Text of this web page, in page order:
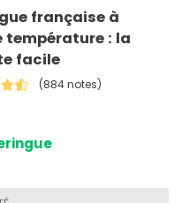
française à
température : la
facile
(884 notes)